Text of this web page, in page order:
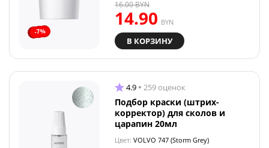
-7%
14.90 BYN
16.00BYN
В КОРЗИНУ
4.9 259 оценок
Подбор краски (штрих-
корректор) для сколов и
царапин 20мл
Цвет: VOLVO 747 (Storm Grey)